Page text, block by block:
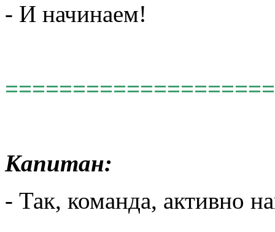
- И начинаем!
Капитан:
- Так, команда, активно